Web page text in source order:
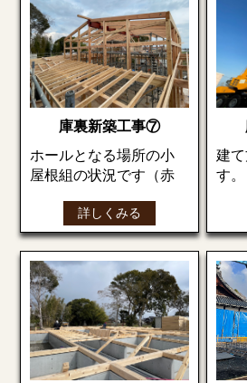
した。
ここに洗濯物を干した
らすぐ乾きますね～
後は、網戸など調整を
して完成です！
プ
置
次
円錐屋根も下地を加工
（サイズを合わせてカ
ット）しながら貼りま
す。
シート（アスファルト
ルーフィング）は張り
ます。
次回もお楽しみに
上
き
お
も
最
な
は
で
次
庫裏新築工事⑦
ホールとなる場所の小
屋根組の状況です（赤
今回の建物正面エント
ランス部分の天井には
富士山のような円錐の
屋根が設計されていま
す。
詳しくみる
建
す。
で
い
普通
の
ま